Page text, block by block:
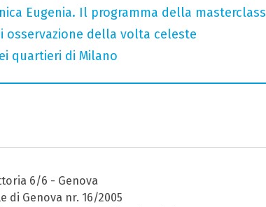
Eugenia. Il programma della masterclass
della volta celeste
quartieri di Milano
6/6 - Genova
di Genova nr. 16/2005